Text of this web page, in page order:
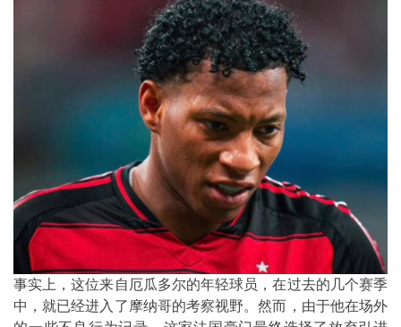
事实上，这位来自厄瓜多尔的年轻球员，在过去的几个赛季
中，就已经进入了摩纳哥的考察视野。然而，由于他在场外